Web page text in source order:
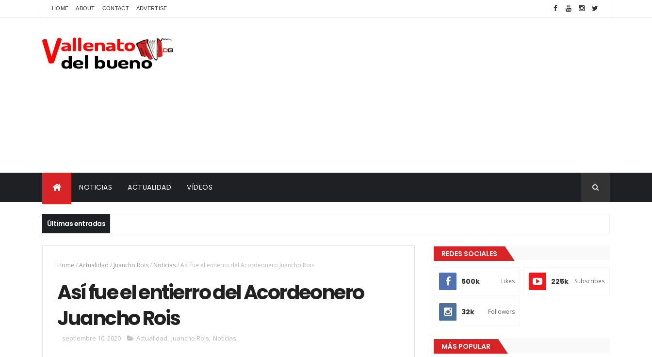
HOME ABOUT CONTACT ADVERTISE
NOTICIAS ACTUALIDAD VÍDEOS
Últimas entradas
Home /Actualidad / Juancho Rois/ Noticias/Así fue el entierro del Acordeonero Juancho Rois
Así fue el entierro del Acordeonero
Juancho Rois
septiembre 10, 2020 Actualidad, Juancho Rois, Noticias
REDES SOCIALES
500k Likes 225k Subscribes
32k Followers
MÁS POPULAR